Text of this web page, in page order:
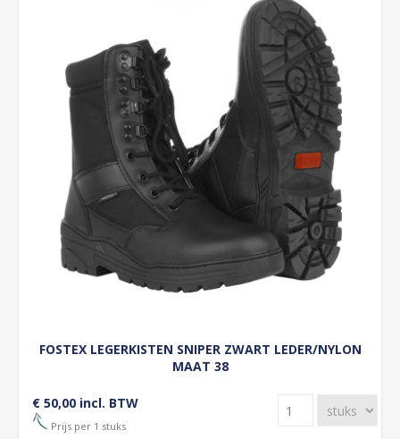
FOSTEX LEGERKISTEN SNIPER ZWART LEDER/NYLON
MAAT 38
€ 50,00 incl. BTW
Prijs per 1 stuks